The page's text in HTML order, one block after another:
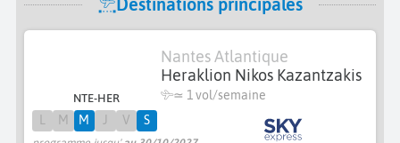
Destinations principales
NTE-HER
Nantes Atlantique
Heraklion Nikos Kazantzakis
≃ 1 vol/semaine
L M M J V S